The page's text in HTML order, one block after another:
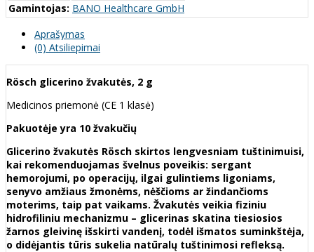
Gamintojas: BANO Healthcare GmbH
Aprašymas
(0) Atsiliepimai
Rösch glicerino žvakutės, 2 g
Medicinos priemonė (CE 1 klasė)
Pakuotėje yra 10 žvakučių
Glicerino žvakutės Rösch skirtos lengvesniam tuštinimuisi,
kai rekomenduojamas švelnus poveikis: sergant
hemorojumi, po operacijų, ilgai gulintiems ligoniams,
senyvo amžiaus žmonėms, nėščioms ar žindančioms
moterims, taip pat vaikams. Žvakutės veikia fiziniu
hidrofiliniu mechanizmu – glicerinas skatina tiesiosios
žarnos gleivinę išskirti vandenį, todėl išmatos suminkštėja,
o didėjantis tūris sukelia natūralų tuštinimosi refleksą.